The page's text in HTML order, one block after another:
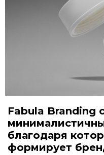
Fabula Branding
благодаря
формирует